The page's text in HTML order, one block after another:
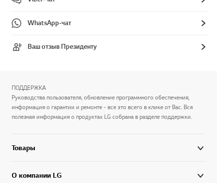
WhatsApp-чат
Ваш отзыв Президенту
ПОДДЕРЖКА
Руководства пользователя, обновление программного обеспечения,
информация о гарантии и ремонте - все это всего в клике от Вас. Вся
полезная информация о продуктах LG собрана в разделе поддержки.
Товары
О компании LG